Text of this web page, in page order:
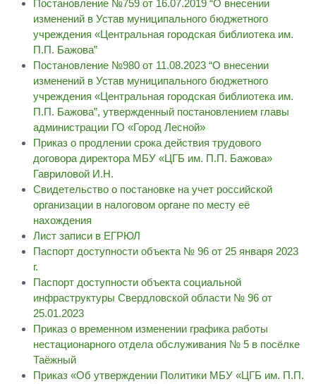
Постановление №759 от 16.07.2019 “О внесении
изменений в Устав муниципального бюджетного
учреждения «Центральная городская библиотека им.
П.П. Бажова”
Постановление №980 от 11.08.2023 “О внесении
изменений в Устав муниципального бюджетного
учреждения «Центральная городская библиотека им.
П.П. Бажова”, утвержденный постановлением главы
администрации ГО «Город Лесной»
Приказ о продлении срока действия трудового
договора директора МБУ «ЦГБ им. П.П. Бажова»
Гавриловой И.Н.
Свидетельство о постановке на учет российской
организации в налоговом органе по месту её
нахождения
Лист записи в ЕГРЮЛ
Паспорт доступности объекта № 96 от 25 января 2023
г.
Паспорт доступности объекта социальной
инфраструктуры Свердловской области № 96 от
25.01.2023
Приказ о временном изменении графика работы
нестационарного отдела обслуживания № 5 в посёлке
Таёжный
Приказ «Об утверждении Политики МБУ «ЦГБ им. П.П.